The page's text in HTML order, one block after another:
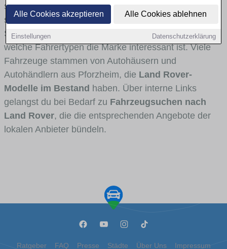
Alle Cookies akzeptieren Alle Cookies ablehnen
Einstellungen Datenschutzerklärung
skizzieren, in welchen Fahrzeugklassen Land Rover
stark vertreten ist, welche Modellreihen häufig im
Stadt- und Umlandverkehr zu sehen sind und für
welche Fahrertypen die Marke interessant ist. Viele
Fahrzeuge stammen von Autohäusern und
Autohändlern aus Pforzheim, die Land Rover-
Modelle im Bestand haben. Über interne Links
gelangst du bei Bedarf zu Fahrzeugsuchen nach
Land Rover, die die entsprechenden Angebote der
lokalen Anbieter bündeln.
Ratgeber FAQ Presse Städte Über Uns Impressum